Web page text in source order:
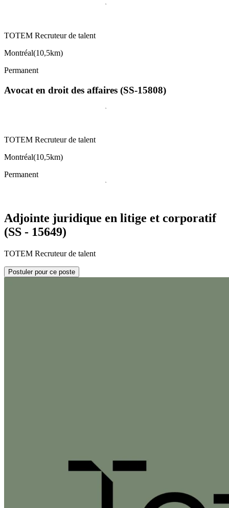
TOTEM Recruteur de talent
Montréal(10,5km)
Permanent
Avocat en droit des affaires (SS-15808)
TOTEM Recruteur de talent
Montréal(10,5km)
Permanent
Adjointe juridique en litige et corporatif
(SS - 15649)
TOTEM Recruteur de talent
Postuler pour ce poste